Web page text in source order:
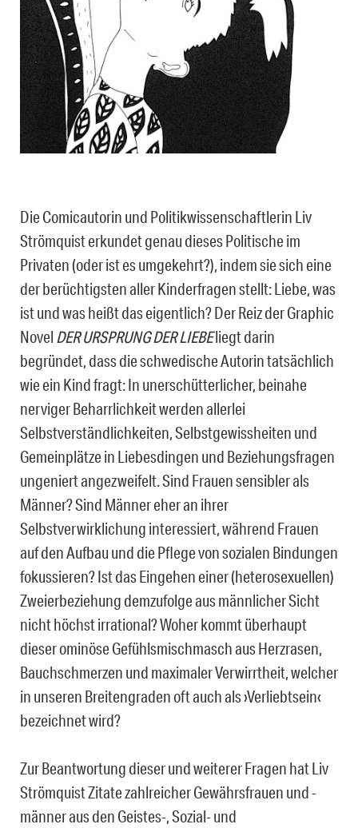
Die Comicautorin und Politikwissenschaftlerin Liv
Strömquist erkundet genau dieses Politische im
Privaten (oder ist es umgekehrt?), indem sie sich eine
der berüchtigsten aller Kinderfragen stellt: Liebe, was
ist und was heißt das eigentlich? Der Reiz der Graphic
Novel DER URSPRUNG DER LIEBEliegt darin
begründet, dass die schwedische Autorin tatsächlich
wie ein Kind fragt: In unerschütterlicher, beinahe
nerviger Beharrlichkeit werden allerlei
Selbstverständlichkeiten, Selbstgewissheiten und
Gemeinplätze in Liebesdingen und Beziehungsfragen
ungeniert angezweifelt. Sind Frauen sensibler als
Männer? Sind Männer eher an ihrer
Selbstverwirklichung interessiert, während Frauen
auf den Aufbau und die Pflege von sozialen Bindungen
fokussieren? Ist das Eingehen einer (heterosexuellen)
Zweierbeziehung demzufolge aus männlicher Sicht
nicht höchst irrational? Woher kommt überhaupt
dieser ominöse Gefühlsmischmasch aus Herzrasen,
Bauchschmerzen und maximaler Verwirrtheit, welcher
in unseren Breitengraden oft auch als ›Verliebtsein‹
bezeichnet wird?
Zur Beantwortung dieser und weiterer Fragen hat Liv
Strömquist Zitate zahlreicher Gewährsfrauen und -
männer aus den Geistes-, Sozial- und